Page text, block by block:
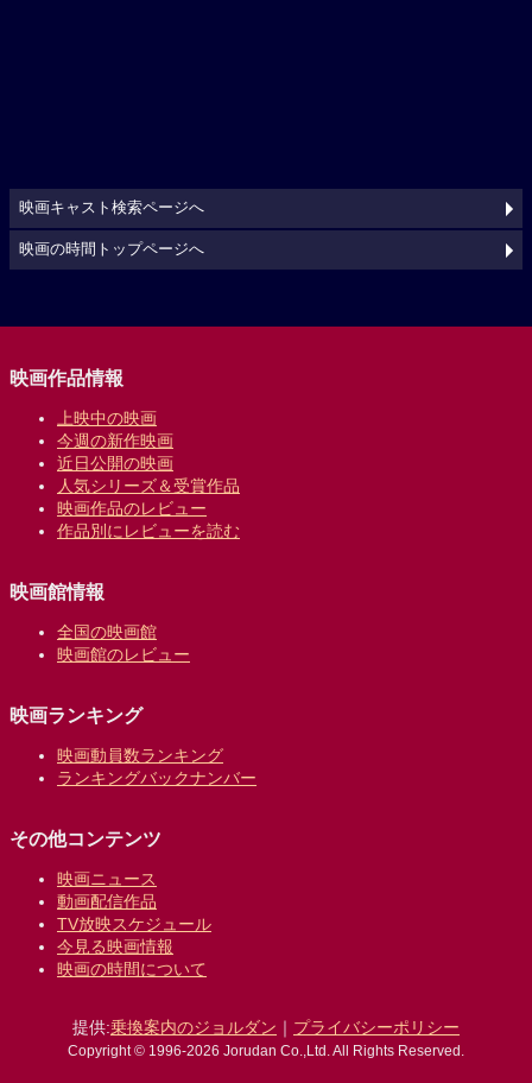
映画キャスト検索ページへ
映画の時間トップページへ
映画作品情報
上映中の映画
今週の新作映画
近日公開の映画
人気シリーズ＆受賞作品
映画作品のレビュー
作品別にレビューを読む
映画館情報
全国の映画館
映画館のレビュー
映画ランキング
映画動員数ランキング
ランキングバックナンバー
その他コンテンツ
映画ニュース
動画配信作品
TV放映スケジュール
今見る映画情報
映画の時間について
提供:乗換案内のジョルダン ｜ プライバシーポリシー
Copyright © 1996-2026 Jorudan Co.,Ltd. All Rights Reserved.